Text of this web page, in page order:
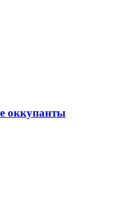
оккупанты